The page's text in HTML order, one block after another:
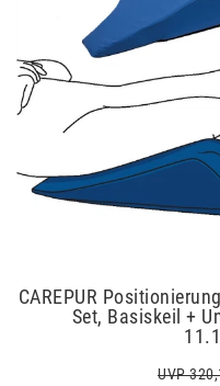
CAREPUR
Set, Basiskeil +
UVP